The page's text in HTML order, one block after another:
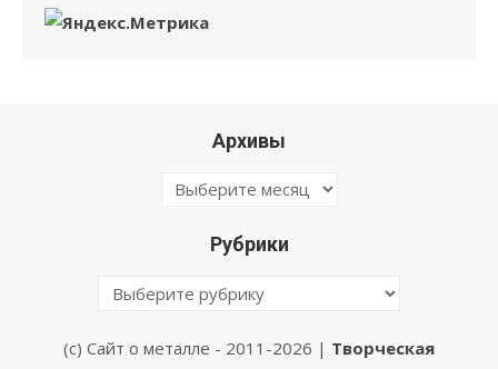
Архивы
Архивы
Рубрики
Рубрики
(с) Сайт о металле - 2011-2026 | Творческая